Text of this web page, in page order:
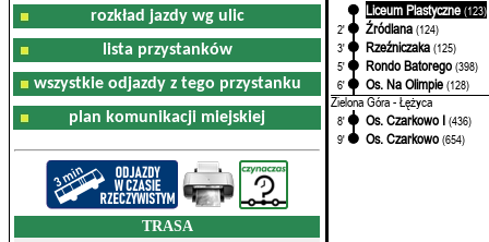
rozkład jazdy wg ulic
lista przystanków
wszystkie odjazdy z tego przystanku
plan komunikacji miejskiej
TRASA
Liceum Plastyczne (123)
2'
Źródlana (124)
3'
Rzeźniczaka (125)
5'
Rondo Batorego (398)
6'
Os. Na Olimpie (128)
Zielona Góra - Łężyca
8' Os. Czarkowo I (436)
9'
Os. Czarkowo (654)